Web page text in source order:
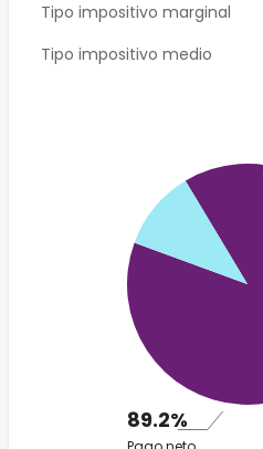
Tipo impositivo marginal
Tipo impositivo medio
89.2%